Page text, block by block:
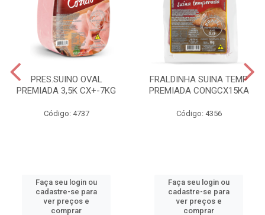
PRES.SUINO OVAL
PREMIADA 3,5K CX+-7KG
Código: 4737
Faça seu login ou
cadastre-se para
ver preços e
comprar
FRALDINHA SUINA TEMP
PREMIADA CONGCX15KA
Código: 4356
Faça seu login ou
cadastre-se para
ver preços e
comprar